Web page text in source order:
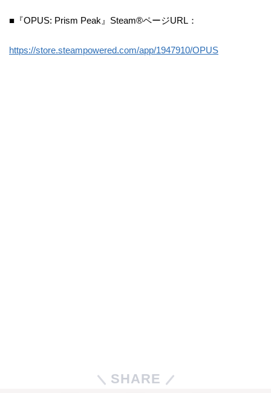
■『OPUS: Prism Peak』Steam®ページURL：
https://store.steampowered.com/app/1947910/OPUS
SHARE